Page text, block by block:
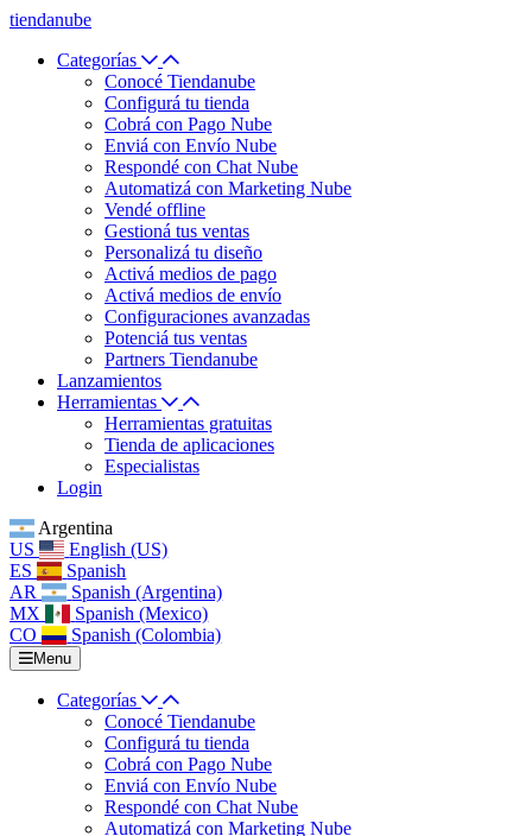
tiendanube
Categorías
Conocé Tiendanube
Configurá tu tienda
Cobrá con Pago Nube
Enviá con Envío Nube
Respondé con Chat Nube
Automatizá con Marketing Nube
Vendé offline
Gestioná tus ventas
Personalizá tu diseño
Activá medios de pago
Activá medios de envío
Configuraciones avanzadas
Potenciá tus ventas
Partners Tiendanube
Lanzamientos
Herramientas
Herramientas gratuitas
Tienda de aplicaciones
Especialistas
Login
Argentina
US
English (US)
ES
Spanish
AR
Spanish (Argentina)
MX
Spanish (Mexico)
CO
Spanish (Colombia)
Menu
Categorías
Conocé Tiendanube
Configurá tu tienda
Cobrá con Pago Nube
Enviá con Envío Nube
Respondé con Chat Nube
Automatizá con Marketing Nube